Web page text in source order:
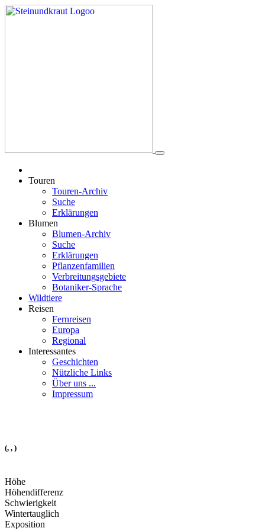
Touren
Touren-Archiv
Suche
Erklärungen
Blumen
Blumen-Archiv
Suche
Erklärungen
Pflanzenfamilien
Verbreitungsgebiete
Botaniker-Sprache
Wildtiere
Reisen
Fernreisen
Europa
Regional
Interessantes
Geschichten
Nützliche Links
Über uns ...
Impressum
(, , )
Höhe
Höhendifferenz
Schwierigkeit
Wintertauglich
Exposition